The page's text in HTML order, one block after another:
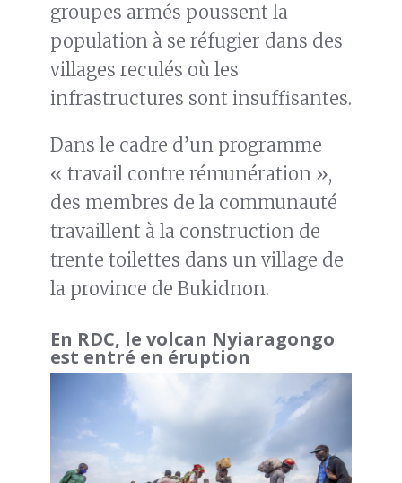
groupes armés poussent la
population à se réfugier dans des
villages reculés où les
infrastructures sont insuffisantes.
Dans le cadre d’un programme
« travail contre rémunération »,
des membres de la communauté
travaillent à la construction de
trente toilettes dans un village de
la province de Bukidnon.
En RDC, le volcan Nyiaragongo
est entré en éruption